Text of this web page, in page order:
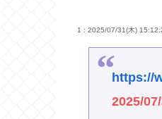
1 : 2025/07/31(木)
https://
2025/